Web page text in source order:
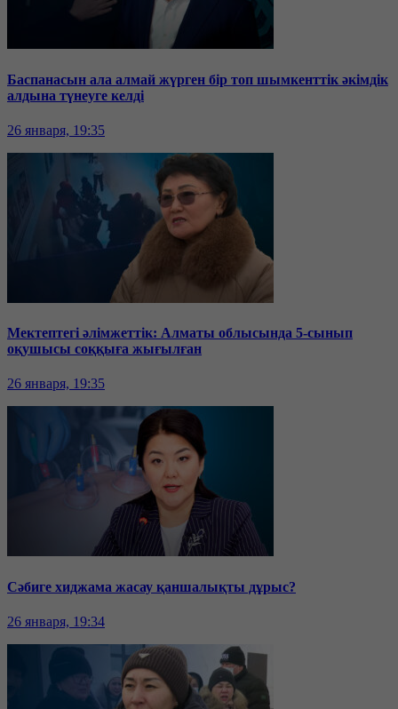
Баспанасын ала алмай жүрген бір топ шымкенттік әкімдік
алдына түнеуге келді
26 января, 19:35
Мектептегі әлімжеттік: Алматы облысында 5-сынып
оқушысы соққыға жығылған
26 января, 19:35
Сәбиге хиджама жасау қаншалықты дұрыс?
26 января, 19:34